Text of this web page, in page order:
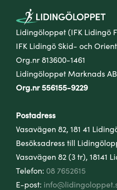
Lidingöloppet (IFK Lidingö
IFK Lidingö Skid- och
Org.nr 813600-1461
Lidingöloppet Marknads AB
Org.nr 556155-9229
Postadress
Vasavägen 82, 181 41
Besöksadress till
Vasavägen 82 (3 tr), 18141
Telefon: 08 7652615
E-post: